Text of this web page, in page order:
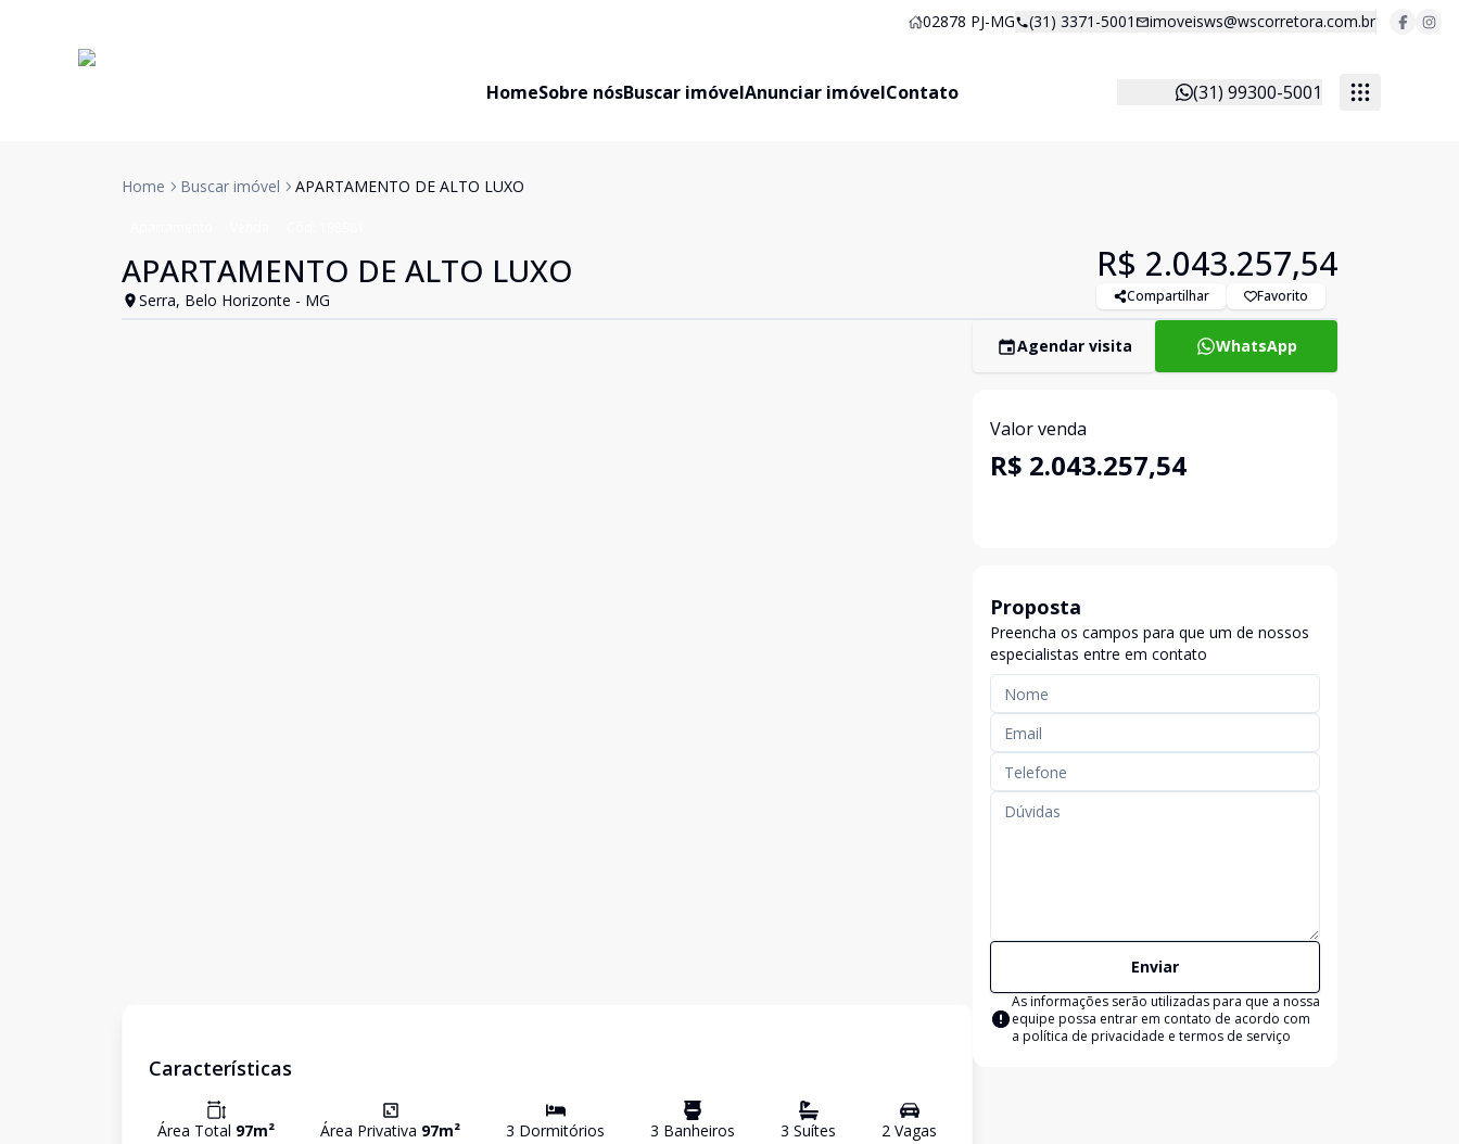
02878 PJ-MG (31) 3371-5001 imoveisws@wscorretora.com.br
HomeSobre nósBuscar imóvelAnunciar imóvelContato (31) 99300-5001
Home Buscar imóvel APARTAMENTO DE ALTO LUXO
APARTAMENTO DE ALTO LUXO
Serra, Belo Horizonte - MG
R$ 2.043.257,54
Compartilhar Favorito
Características
Área Total 97m² Área Privativa 97m² 3 Dormitórios 3 Banheiros 3 Suítes 2 Vagas
Agendar visita WhatsApp
Valor venda
R$ 2.043.257,54
Proposta
Preencha os campos para que um de nossos
especialistas entre em contato
Enviar
As informações serão utilizadas para que a nossa
equipe possa entrar em contato de acordo com
a política de privacidade e termos de serviço